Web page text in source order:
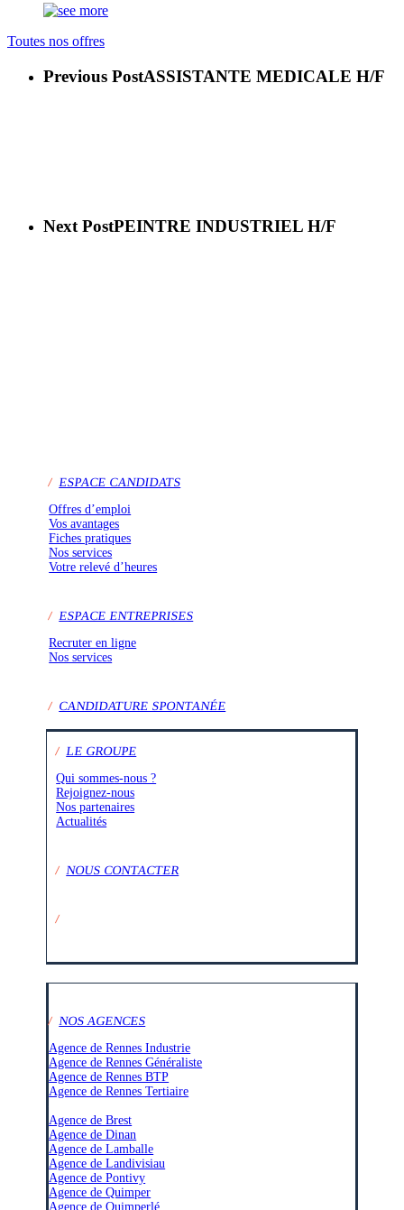
Toutes nos offres
Previous PostASSISTANTE MEDICALE H/F
Next PostPEINTRE INDUSTRIEL H/F
/ ESPACE CANDIDATS
Offres d’emploi
Vos avantages
Fiches pratiques
Nos services
Votre relevé d’heures
/ ESPACE ENTREPRISES
Recruter en ligne
Nos services
/ CANDIDATURE SPONTANÉE
/ LE GROUPE
Qui sommes-nous ?
Rejoignez-nous
Nos partenaires
Actualités
/NOUS CONTACTER
/
/ NOS AGENCES
Agence de Rennes Industrie
Agence de Rennes Généraliste
Agence de Rennes BTP
Agence de Rennes Tertiaire
Agence de Brest
Agence de Dinan
Agence de Lamballe
Agence de Landivisiau
Agence de Pontivy
Agence de Quimper
Agence de Quimperlé